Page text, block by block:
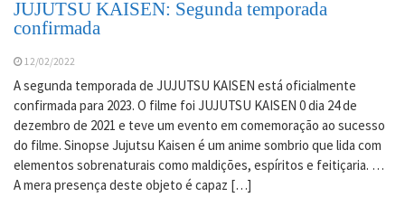
JUJUTSU KAISEN: Segunda temporada
confirmada
12/02/2022
A segunda temporada de JUJUTSU KAISEN está oficialmente
confirmada para 2023. O filme foi JUJUTSU KAISEN 0 dia 24 de
dezembro de 2021 e teve um evento em comemoração ao sucesso
do filme. Sinopse Jujutsu Kaisen é um anime sombrio que lida com
elementos sobrenaturais como maldições, espíritos e feitiçaria. …
A mera presença deste objeto é capaz […]